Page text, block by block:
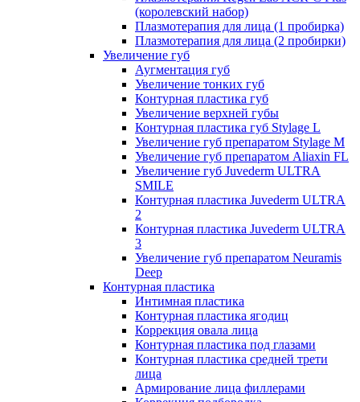
(королевский набор)
Плазмотерапия для лица (1 пробирка)
Плазмотерапия для лица (2 пробирки)
Увеличение губ
Аугментация губ
Увеличение тонких губ
Контурная пластика губ
Увеличение верхней губы
Контурная пластика губ Stylage L
Увеличение губ препаратом Stylage M
Увеличение губ препаратом Aliaxin FL
Увеличение губ Juvederm ULTRA
SMILE
Контурная пластика Juvederm ULTRA
2
Контурная пластика Juvederm ULTRA
3
Увеличение губ препаратом Neuramis
Deep
Контурная пластика
Интимная пластика
Контурная пластика ягодиц
Коррекция овала лица
Контурная пластика под глазами
Контурная пластика средней трети
лица
Армирование лица филлерами